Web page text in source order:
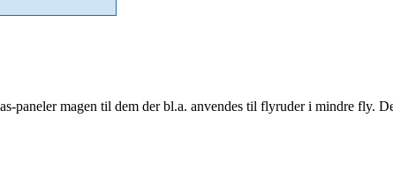
magen til dem der bl.a. anvendes til flyruder i mindre fly.